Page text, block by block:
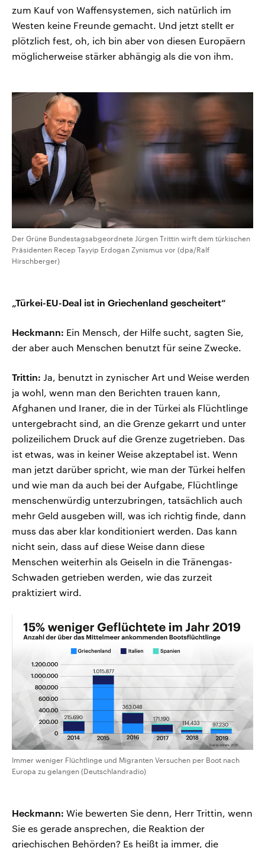
zum Kauf von Waffensystemen, sich natürlich im
Westen keine Freunde gemacht. Und jetzt stellt er
plötzlich fest, oh, ich bin aber von diesen Europäern
möglicherweise stärker abhängig als die von ihm.
Der Grüne Bundestagsabgeordnete Jürgen Trittin wirft dem türkischen
Präsidenten Recep Tayyip Erdogan Zynismus vor (dpa/Ralf
Hirschberger)
„Türkei-EU-Deal ist in Griechenland gescheitert“
Heckmann: Ein Mensch, der Hilfe sucht, sagten Sie,
der aber auch Menschen benutzt für seine Zwecke.
Trittin: Ja, benutzt in zynischer Art und Weise werden
ja wohl, wenn man den Berichten trauen kann,
Afghanen und Iraner, die in der Türkei als Flüchtlinge
untergebracht sind, an die Grenze gekarrt und unter
polizeilichem Druck auf die Grenze zugetrieben. Das
ist etwas, was in keiner Weise akzeptabel ist. Wenn
man jetzt darüber spricht, wie man der Türkei helfen
und wie man da auch bei der Aufgabe, Flüchtlinge
menschenwürdig unterzubringen, tatsächlich auch
mehr Geld ausgeben will, was ich richtig finde, dann
muss das aber klar konditioniert werden. Das kann
nicht sein, dass auf diese Weise dann diese
Menschen weiterhin als Geiseln in die Tränengas-
Schwaden getrieben werden, wie das zurzeit
praktiziert wird.
Immer weniger Flüchtlinge und Migranten Versuchen per Boot nach
Europa zu gelangen (Deutschlandradio)
Heckmann: Wie bewerten Sie denn, Herr Trittin, wenn
Sie es gerade ansprechen, die Reaktion der
griechischen Behörden? Es heißt ja immer, die